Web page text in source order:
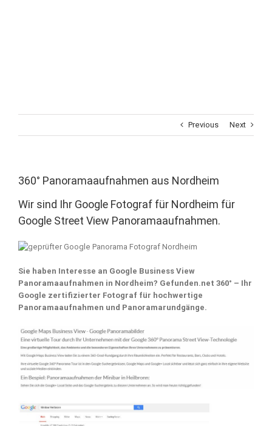
Previous Next
360° Panoramaaufnahmen aus Nordheim
Wir sind Ihr Google Fotograf für Nordheim für
Google Street View Panoramaaufnahmen.
Sie haben Interesse an Google Business View
Panoramaaufnahmen in Nordheim? Gefunden.net 360° – Ihr
Google zertifizierter Fotograf für hochwertige
Panoramaaufnahmen und Panoramarundgänge.